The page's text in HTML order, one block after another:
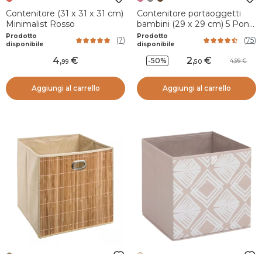
Contenitore (31 x 31 x 31 cm)
Minimalist Rosso
Prodotto
disponibile
(7)
4,99
Aggiungi al carrello
Contenitore portaoggetti
bambini (29 x 29 cm) 5 Pon
pon Rosa
Prodotto
disponibile
(75)
-50% 2,50 4,99
Aggiungi al carrello